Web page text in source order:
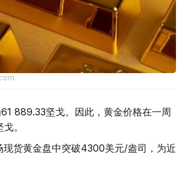
889.33坚戈。因此，黄金价格在一周
。
货黄金盘中突破4300美元/盎司，为近